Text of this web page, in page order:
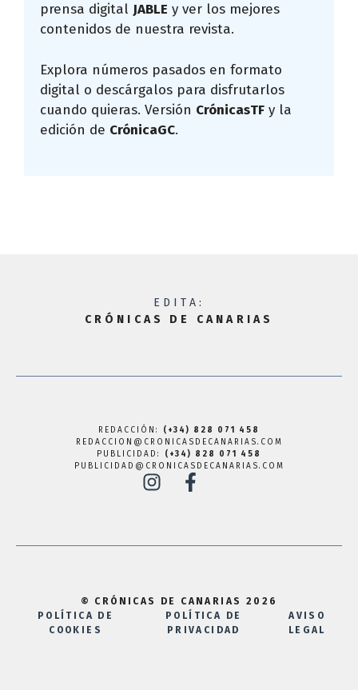
prensa digital JABLE y ver los mejores
contenidos de nuestra revista.
Explora números pasados en formato
digital o descárgalos para disfrutarlos
cuando quieras. Versión CrónicasTF y la
edición de CrónicaGC.
EDITA:
CRÓNICAS DE CANARIAS
REDACCIÓN: (+34) 828 071 458
REDACCION@CRONICASDECANARIAS.COM
PUBLICIDAD: (+34) 828 071 458
PUBLICIDAD@CRONICASDECANARIAS.COM
© CRÓNICAS DE CANARIAS 2026
POLÍTICA DE
COOKIES
POLÍTICA DE
PRIVACIDAD
AVISO
LEGAL